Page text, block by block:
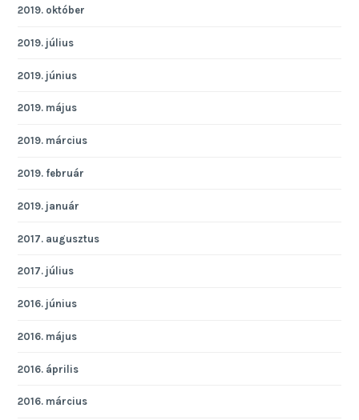
2019. október
2019. július
2019. június
2019. május
2019. március
2019. február
2019. január
2017. augusztus
2017. július
2016. június
2016. május
2016. április
2016. március